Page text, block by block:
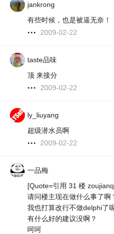
jankrong
有些时候，也是被逼无奈！
2009-02-22
taste品味
顶 来接分
2009-02-22
ly_liuyang
超级潜水员啊
2009-02-22
一品梅
[Quote=引用 31 楼
请问楼主现在做什么事了啊
我也打算改行不做delphi了
有什么好的建议没啊？
呵呵